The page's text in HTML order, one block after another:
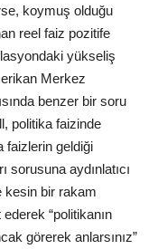
koymuş olduğu
reel faiz pozitife
yükseliş
Merkez
benzer bir soru
politika faizinde
faizlerin geldiği
aydınlatıcı
kesin bir rakam
“politikanın
görerek anlarsınız”